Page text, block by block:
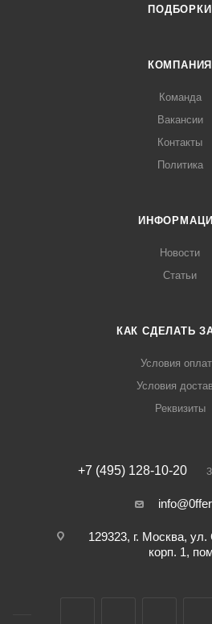
ПОДБОРКИ
КОМПАНИЯ
Команда
Вакансии
Контакты
Политика
Новости
Статьи
КАК СДЕЛАТЬ
Условия
Условия
Реквизиты
+7 (495) 128-10-20
129323, г. Москва,
корп. 1,